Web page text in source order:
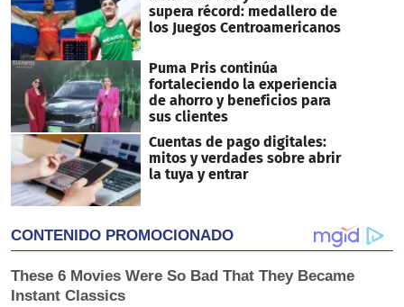
supera récord: medallero de
los Juegos Centroamericanos
Puma Pris continúa
fortaleciendo la experiencia
de ahorro y beneficios para
sus clientes
Cuentas de pago digitales:
mitos y verdades sobre abrir
la tuya y entrar